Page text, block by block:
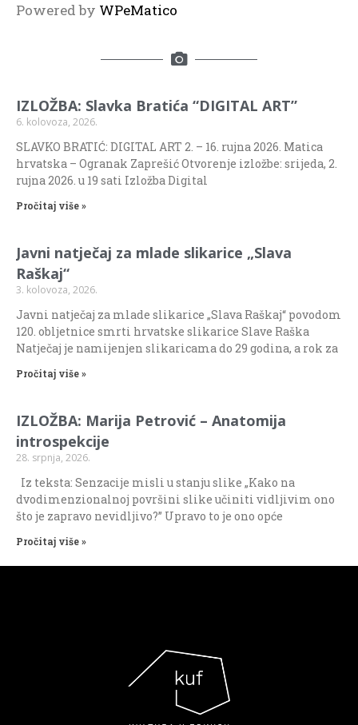
Powered by WPeMatico
IZLOŽBA: Slavka Bratića “DIGITAL ART”
6. kolovoza, 2026.
SLAVKO BRATIĆ: DIGITAL ART 2. – 16. rujna 2026. Matica
hrvatska – Ogranak Zaprešić Otvorenje izložbe: srijeda, 2.
rujna 2026. u 19 sati Izložba Digital
Pročitaj više »
Javni natječaj za mlade slikarice „Slava
Raškaj“
3. kolovoza, 2026.
Javni natječaj za mlade slikarice „Slava Raškaj“ povodom
120. obljetnice smrti hrvatske slikarice Slave Raška
Natječaj je namijenjen slikaricama do 29 godina, a rok za
Pročitaj više »
IZLOŽBA: Marija Petrović – Anatomija
introspekcije
28. srpnja, 2026.
Iz teksta: Senzacije misli u stanju slike „Kako na
dvodimenzionalnoj površini slike učiniti vidljivim ono
što je zapravo nevidljivo?” Upravo to je ono opće
Pročitaj više »